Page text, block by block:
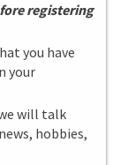
registering
you have
your
will talk
hobbies,